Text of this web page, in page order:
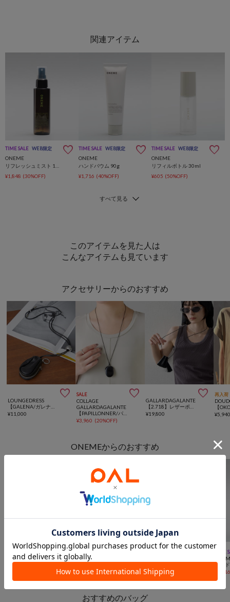
TIME SALE WEB限定
ONEME
リフレッシュミスト 100ml
¥1,848 (30%OFF)
TIME SALE WEB限定
ONEME
ハンドバウム 90g
¥1,716 (40%OFF)
TIME SALE WEB限定
ONEME
リフィルボトル 30ml
¥605 (50%OFF)
このアイテムを見た人は
こんなアイテムも見ています
アクセサリーからのおすすめ

LOUNGEDRESS
¥11,000
SALE 
COLLAGE
GALLARDAGALANTE
¥3,960 (20%OFF)

GALLARDAGALANTE
¥19,800
再入荷
¥
ONEMEからのおすすめ
WEB限定 
ONEME
リフィルボトル 30ml
TIME SALE 
ONEME
¥1,540 (50%OFF)

¥ 2,508 (40%OFF
TIME
ハン
おすすめのバッグ